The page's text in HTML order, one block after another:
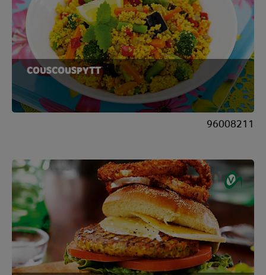
COUSCOUSPYTT
96008211